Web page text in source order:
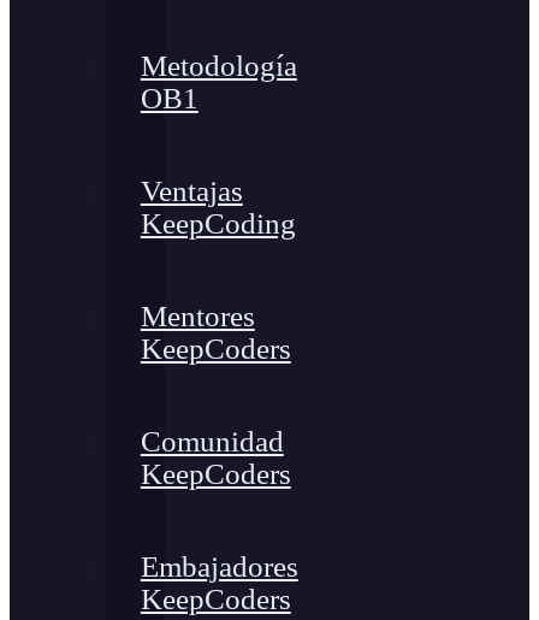
Metodología
OB1
Ventajas
KeepCoding
Mentores
KeepCoders
Comunidad
KeepCoders
Embajadores
KeepCoders